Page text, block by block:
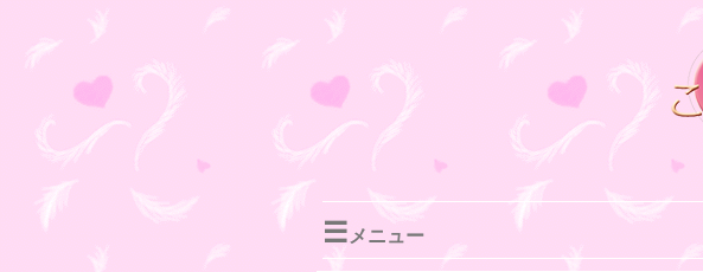
☰ メニュー